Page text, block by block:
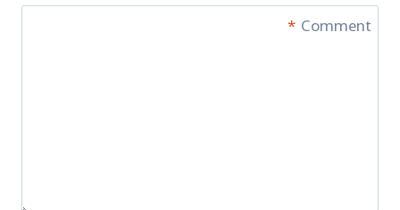
Comment
*